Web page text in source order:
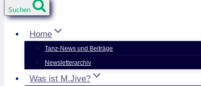
Suchen
Home
Tanz-News und Beiträge
Newsletterarchiv
Was ist M.Jive?